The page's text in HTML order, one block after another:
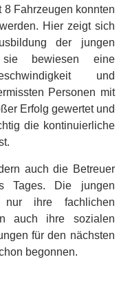
Fahrzeugen konnten
Hier zeigt sich
der jungen
sie bewiesen eine
und
Personen mit
Erfolg gewertet und
die kontinuierliche
auch die Betreuer
Tages. Die jungen
nur ihre fachlichen
auch ihre sozialen
für den nächsten
begonnen.